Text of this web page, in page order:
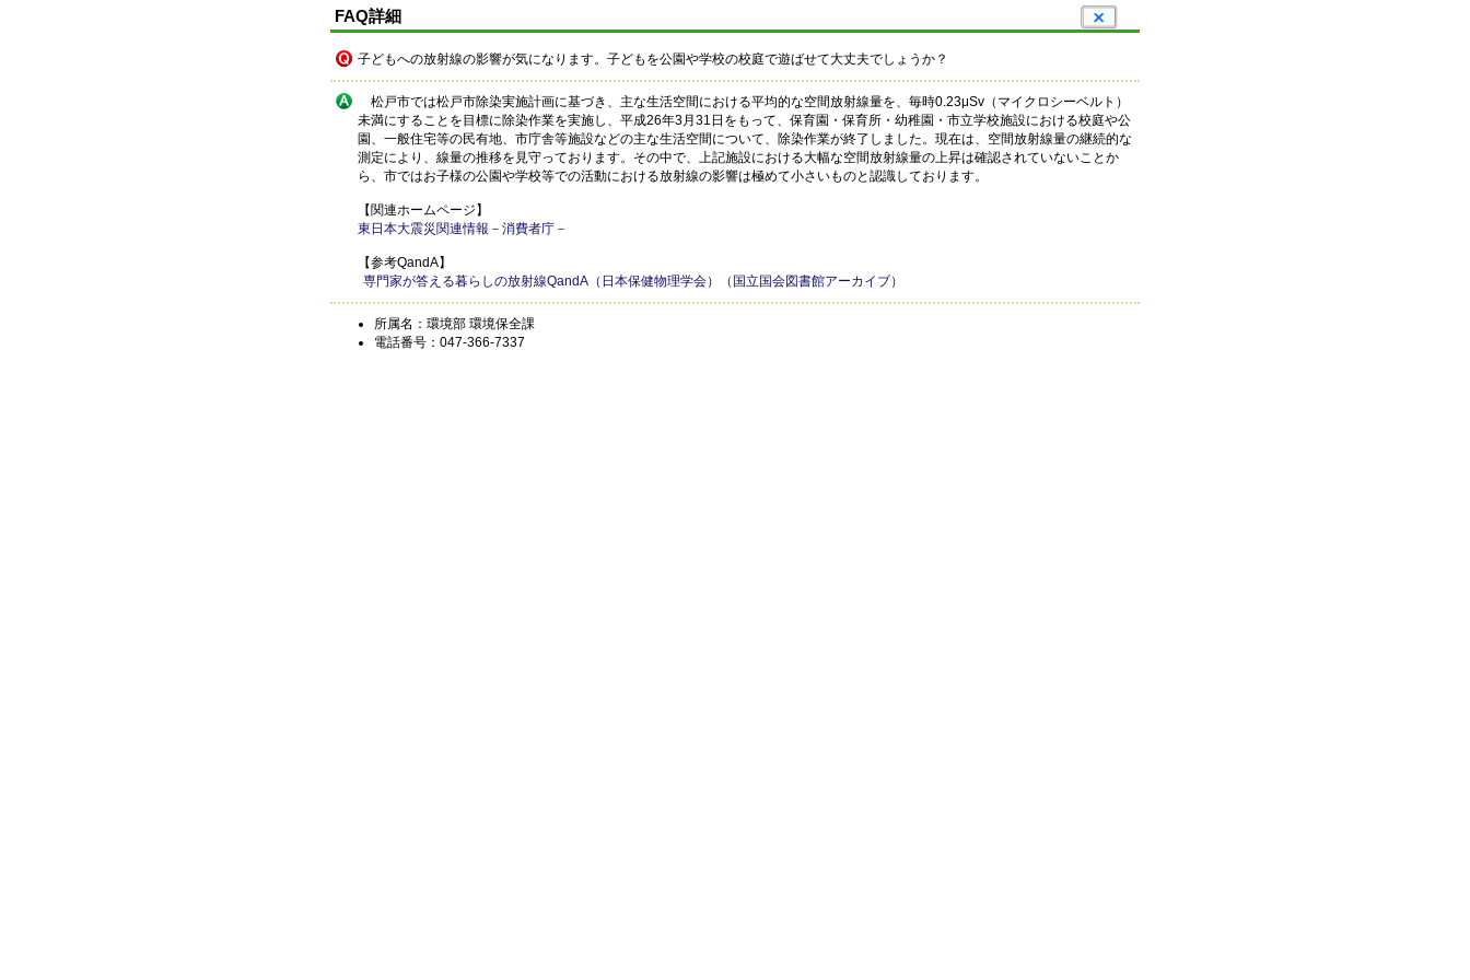
FAQ詳細
子どもへの放射線の影響が気になります。子どもを公園や学校の校庭で遊ばせて大丈夫でしょうか？
松戸市では松戸市除染実施計画に基づき、主な生活空間における平均的な空間放射線量を、毎時0.23μSv（マイクロシーベルト）
未満にすることを目標に除染作業を実施し、平成26年3月31日をもって、保育園・保育所・幼稚園・市立学校施設における校庭や公
園、一般住宅等の民有地、市庁舎等施設などの主な生活空間について、除染作業が終了しました。現在は、空間放射線量の継続的な
測定により、線量の推移を見守っております。その中で、上記施設における大幅な空間放射線量の上昇は確認されていないことか
ら、市ではお子様の公園や学校等での活動における放射線の影響は極めて小さいものと認識しております。
【関連ホームページ】
東日本大震災関連情報－消費者庁－
【参考QandA】
専門家が答える暮らしの放射線QandA（日本保健物理学会）（国立国会図書館アーカイブ）
所属名：環境部 環境保全課
電話番号：047-366-7337